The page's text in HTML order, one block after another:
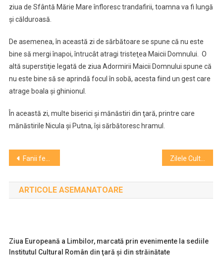
ziua de Sfântă Mărie Mare înfloresc trandafirii, toamna va fi lungă
şi călduroasă.
De asemenea, în această zi de sărbătoare se spune că nu este
bine să mergi înapoi, întrucât atragi tristeţea Maicii Domnului. O
altă superstiţie legată de ziua Adormirii Maicii Domnului spune că
nu este bine să se aprindă focul în sobă, acesta fiind un gest care
atrage boala şi ghinionul.
În această zi, multe biserici şi mănăstiri din ţară, printre care
mănăstirile Nicula şi Putna, îşi sărbătoresc hramul.
Navigare
în
articole
Fanii festivalului UNTOLD se pot înregistra începând de astăzi ediția aniversară de 10 ani Zilele Culturale Maghiare. S-a sfințit Coloana Maria Immaculata, recent reamplasată
ARTICOLE ASEMANATOARE
Ziua Europeană a Limbilor, marcată prin evenimente la sediile
Institutul Cultural Român din ţară şi din străinătate